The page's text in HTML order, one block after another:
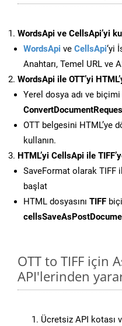
WordsApi ve CellsApi’yi
WordsApi ve CellsApi‘yi
Anahtarı, Temel URL ve
WordsApi ile OTT’yi
Yerel dosya adı ve
OTT belgesini HTML’ye
kullanın.
HTML’yi CellsApi ile
SaveFormat olarak TIFF
başlat
HTML dosyasını TIFF
OTT to TIFF için
API'lerinden
Ücretsiz API kotası